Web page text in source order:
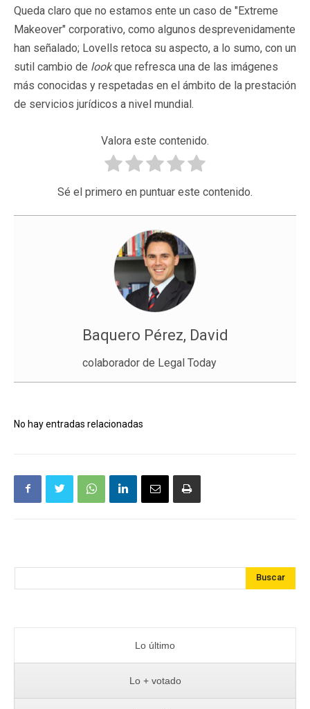
Queda claro que no estamos ente un caso de "Extreme
Makeover" corporativo, como algunos desprevenidamente
han señalado; Lovells retoca su aspecto, a lo sumo, con un
sutil cambio de lookque refresca una de las imágenes
más conocidas y respetadas en el ámbito de la prestación
de servicios jurídicos a nivel mundial.
Valora este contenido.
Sé el primero en puntuar este contenido.
Baquero Pérez, David
colaborador de Legal Today
No hay entradas relacionadas
Buscar
Lo último
Lo + votado